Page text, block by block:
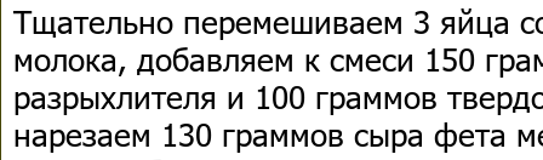
Тщательно перемешиваем 3 яйца
молока, добавляем к смеси 150
разрыхлителя и 100 граммов
нарезаем 130 граммов сыра фета